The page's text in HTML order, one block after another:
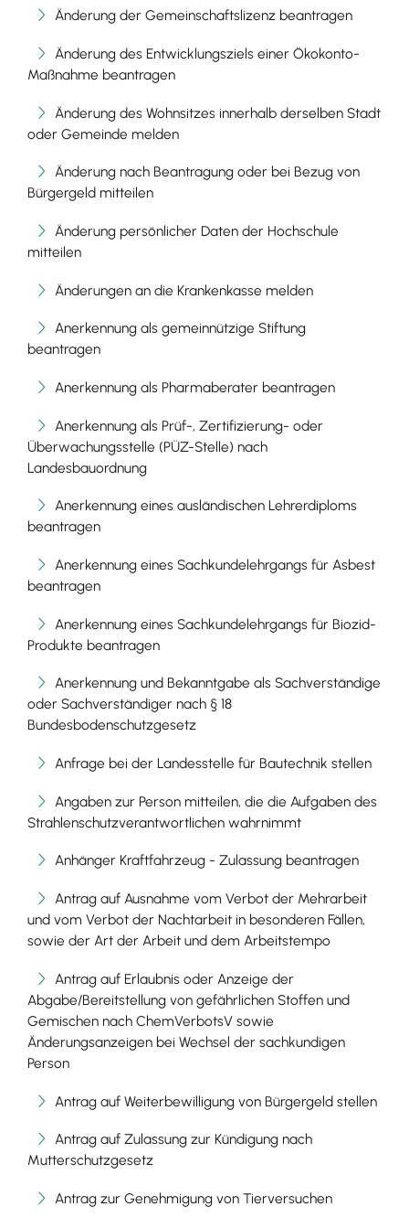
Änderung der Gemeinschaftslizenz beantragen
Änderung des Entwicklungsziels einer Ökokonto-
Maßnahme beantragen
Änderung des Wohnsitzes innerhalb derselben Stadt
oder Gemeinde melden
Änderung nach Beantragung oder bei Bezug von
Bürgergeld mitteilen
Änderung persönlicher Daten der Hochschule
mitteilen
Änderungen an die Krankenkasse melden
Anerkennung als gemeinnützige Stiftung
beantragen
Anerkennung als Pharmaberater beantragen
Anerkennung als Prüf-, Zertifizierung- oder
Überwachungsstelle (PÜZ-Stelle) nach
Landesbauordnung
Anerkennung eines ausländischen Lehrerdiploms
beantragen
Anerkennung eines Sachkundelehrgangs für Asbest
beantragen
Anerkennung eines Sachkundelehrgangs für Biozid-
Produkte beantragen
Anerkennung und Bekanntgabe als Sachverständige
oder Sachverständiger nach § 18
Bundesbodenschutzgesetz
Anfrage bei der Landesstelle für Bautechnik stellen
Angaben zur Person mitteilen, die die Aufgaben des
Strahlenschutzverantwortlichen wahrnimmt
Anhänger Kraftfahrzeug - Zulassung beantragen
Antrag auf Ausnahme vom Verbot der Mehrarbeit
und vom Verbot der Nachtarbeit in besonderen Fällen,
sowie der Art der Arbeit und dem Arbeitstempo
Antrag auf Erlaubnis oder Anzeige der
Abgabe/Bereitstellung von gefährlichen Stoffen und
Gemischen nach ChemVerbotsV sowie
Änderungsanzeigen bei Wechsel der sachkundigen
Person
Antrag auf Weiterbewilligung von Bürgergeld stellen
Antrag auf Zulassung zur Kündigung nach
Mutterschutzgesetz
Antrag zur Genehmigung von Tierversuchen